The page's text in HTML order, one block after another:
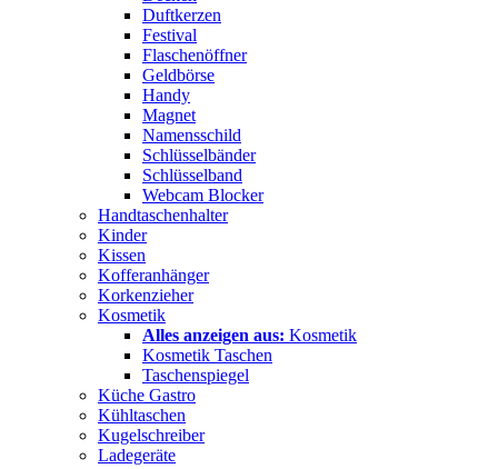
Duftkerzen
Festival
Flaschenöffner
Geldbörse
Handy
Magnet
Namensschild
Schlüsselbänder
Schlüsselband
Webcam Blocker
Handtaschenhalter
Kinder
Kissen
Kofferanhänger
Korkenzieher
Kosmetik
Alles anzeigen aus: Kosmetik
Kosmetik Taschen
Taschenspiegel
Küche Gastro
Kühltaschen
Kugelschreiber
Ladegeräte